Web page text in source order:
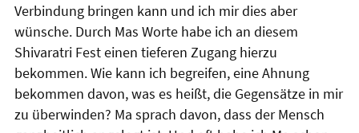
Verbindung bringen kann und ich mir dies aber
wünsche. Durch Mas Worte habe ich an diesem
Shivaratri Fest einen tieferen Zugang hierzu
bekommen. Wie kann ich begreifen, eine Ahnung
bekommen davon, was es heißt, die Gegensätze in mir
zu überwinden? Ma sprach davon, dass der Mensch